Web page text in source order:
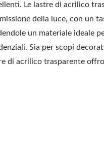
Le lastre di acrilico
della luce, con un
un materiale ideale
Sia per scopi
di acrilico trasparente